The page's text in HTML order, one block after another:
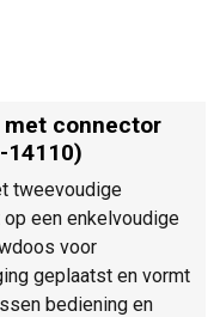
met connector
14110)
tweevoudige
een enkelvoudige
voor
geplaatst en vormt
bediening en